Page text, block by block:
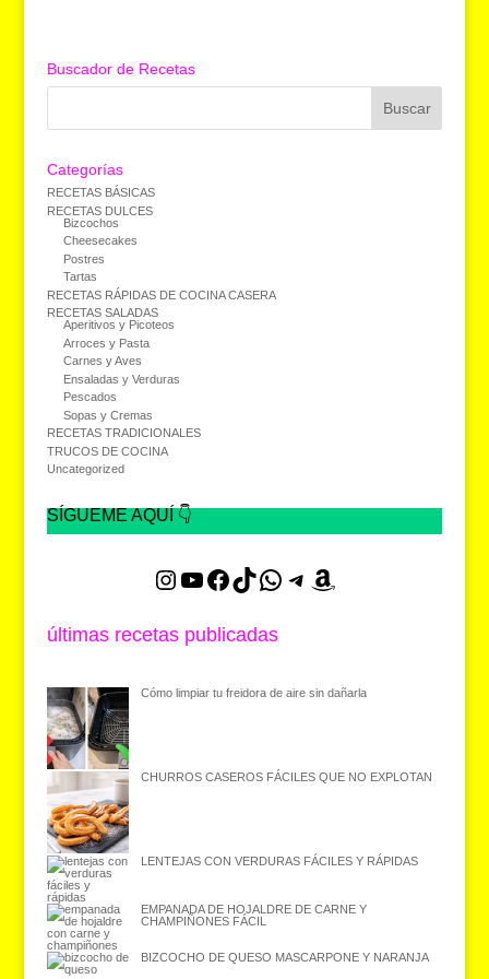
Buscador de Recetas
Categorías
RECETAS BÁSICAS
RECETAS DULCES
Bizcochos
Cheesecakes
Postres
Tartas
RECETAS RÁPIDAS DE COCINA CASERA
RECETAS SALADAS
Aperitivos y Picoteos
Arroces y Pasta
Carnes y Aves
Ensaladas y Verduras
Pescados
Sopas y Cremas
RECETAS TRADICIONALES
TRUCOS DE COCINA
Uncategorized
SÍGUEME AQUÍ 👇
Instagram
YouTube
Facebook
TikTok
WhatsApp
Telegram
Amazon
últimas recetas publicadas
Cómo limpiar tu freidora de aire sin dañarla
CHURROS CASEROS FÁCILES QUE NO EXPLOTAN
LENTEJAS CON VERDURAS FÁCILES Y RÁPIDAS
EMPANADA DE HOJALDRE DE CARNE Y
CHAMPIÑONES FÁCIL
BIZCOCHO DE QUESO MASCARPONE Y NARANJA